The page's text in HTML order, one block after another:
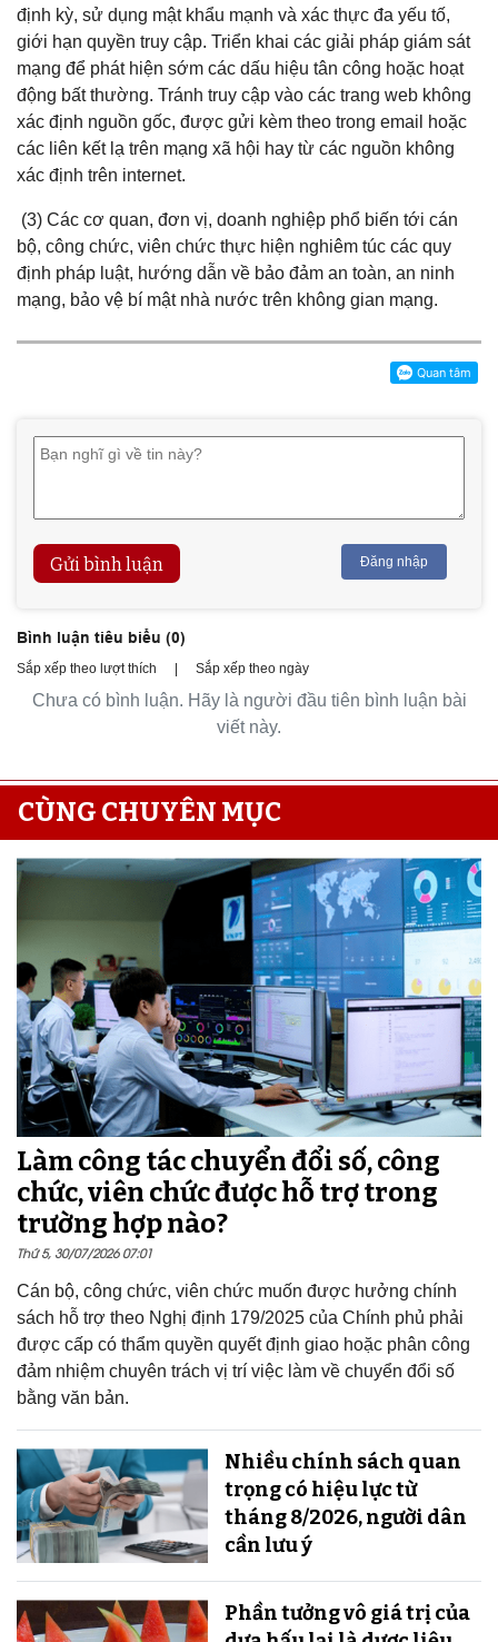
định kỳ, sử dụng mật khẩu mạnh và xác thực đa yếu tố,
giới hạn quyền truy cập. Triển khai các giải pháp giám sát
mạng để phát hiện sớm các dấu hiệu tân công hoặc hoạt
động bất thường. Tránh truy cập vào các trang web không
xác định nguồn gốc, được gửi kèm theo trong email hoặc
các liên kết lạ trên mạng xã hội hay từ các nguồn không
xác định trên internet.
(3) Các cơ quan, đơn vị, doanh nghiệp phổ biến tới cán
bộ, công chức, viên chức thực hiện nghiêm túc các quy
định pháp luật, hướng dẫn về bảo đảm an toàn, an ninh
mạng, bảo vệ bí mật nhà nước trên không gian mạng.
Gửi bình luận Đăng nhập
Bình luận tiêu biểu (0)
Sắp xếp theo lượt thích Sắp xếp theo ngày
Chưa có bình luận. Hãy là người đầu tiên bình luận bài
viết này.
CÙNG CHUYÊN MỤC
Làm công tác chuyển đổi số, công
chức, viên chức được hỗ trợ trong
trường hợp nào?
Thứ 5, 30/07/2026 07:01
Cán bộ, công chức, viên chức muốn được hưởng chính
sách hỗ trợ theo Nghị định 179/2025 của Chính phủ phải
được cấp có thẩm quyền quyết định giao hoặc phân công
đảm nhiệm chuyên trách vị trí việc làm về chuyển đổi số
bằng văn bản.
Nhiều chính sách quan
trọng có hiệu lực từ
tháng 8/2026, người dân
cần lưu ý
Phần tưởng vô giá trị của